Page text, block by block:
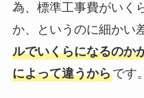
為、標準工事費がいく
か、というのに細かい
ルでいくらになるのか
によって違うからです。